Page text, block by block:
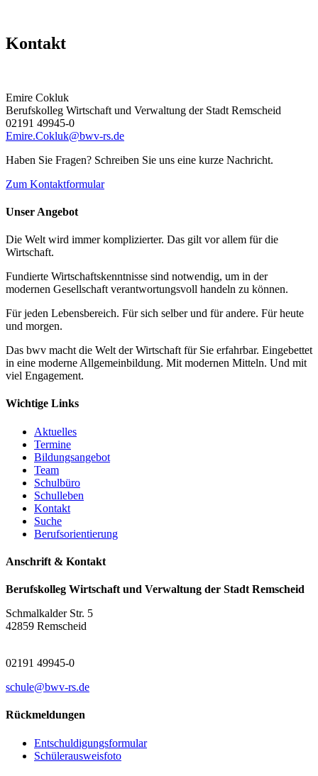
Kontakt
Emire Cokluk
Berufskolleg Wirtschaft und Verwaltung der Stadt Remscheid
02191 49945-0
Emire.Cokluk@bwv-rs.de
Haben Sie Fragen? Schreiben Sie uns eine kurze Nachricht.
Zum Kontaktformular
Unser Angebot
Die Welt wird immer komplizierter. Das gilt vor allem für die
Wirtschaft.
Fundierte Wirtschaftskenntnisse sind notwendig, um in der
modernen Gesellschaft verantwortungsvoll handeln zu können.
Für jeden Lebensbereich. Für sich selber und für andere. Für heute
und morgen.
Das bwv macht die Welt der Wirtschaft für Sie erfahrbar. Eingebettet
in eine moderne Allgemeinbildung. Mit modernen Mitteln. Und mit
viel Engagement.
Wichtige Links
Aktuelles
Termine
Bildungsangebot
Team
Schulbüro
Schulleben
Kontakt
Suche
Berufsorientierung
Anschrift & Kontakt
Berufskolleg Wirtschaft und Verwaltung der Stadt Remscheid
Schmalkalder Str. 5
42859 Remscheid
02191 49945-0
schule@bwv-rs.de
Rückmeldungen
Entschuldigungsformular
Schülerausweisfoto